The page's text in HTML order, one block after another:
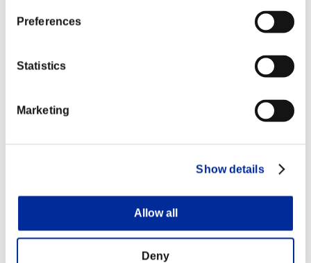
Preferences
Statistics
Marketing
Show details
Allow all
Deny
クリアレベル 20以下
エクスキューショナー
イベント報酬: 共通